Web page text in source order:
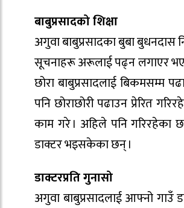
बाबुप्रसादको शिक्षा
अगुवा बाबुप्रसादका बुबा बुधनदास
सूचनाहरू अरूलाई पढ्न लगाएर भए
छोरा बाबुप्रसादलाई बिकमसम्म
पनि छोराछोरी पढाउन प्रेरित
काम गरे । अहिले पनि गरिरहेका
डाक्टर भइसकेका छन् ।
डाक्टरप्रति गुनासो
अगुवा बाबुप्रसादलाई आफ्नो गाउँ